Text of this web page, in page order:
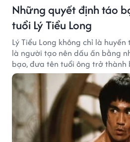
Những quyết định táo
tuổi Lý Tiểu Long
Lý Tiểu Long không chỉ là
là người tạo nên dấu ấn bằng
bạo, đưa tên tuổi ông trở